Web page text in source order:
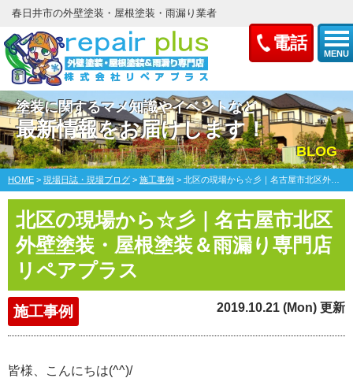
電話
MENU
春日井市の外壁塗装・屋根塗装・雨漏り業者
塗装に関するマメ知識やイベントなど
最新情報をお届けします！
BLOG
HOME > 現場日誌・現場ブログ > 施工事例 > 北区の現場から☆彡｜名古屋市北区外壁塗装・屋根塗装＆雨漏り専門店リペアプラス
北区の現場から☆彡｜名古屋市北区
外壁塗装・屋根塗装＆雨漏り専門店
リペアプラス
施工事例 2019.10.21 (Mon) 更新
皆様、こんにちは(^^)/